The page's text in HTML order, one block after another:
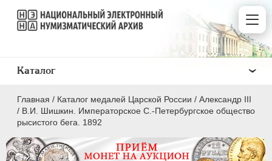
Главная / Каталог медалей Царской России / Александр III
/ В.И. Шишкин. Императорское С.-Петербургское общество
рысистого бега. 1892
Каталог